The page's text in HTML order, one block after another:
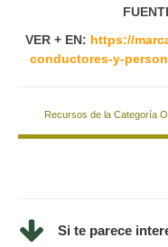
VER + EN: https://
conductores-y-
Recursos de la Categoría
Si te parece